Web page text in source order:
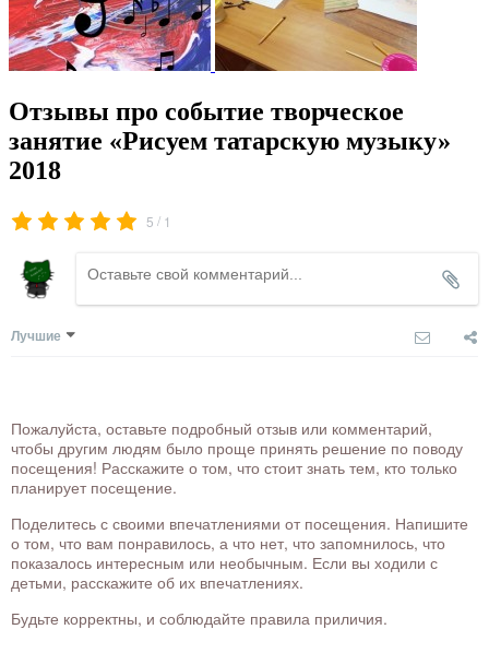
Отзывы про событие творческое
занятие «Рисуем татарскую музыку»
2018
5 / 1
Лучшие
Пожалуйста, оставьте подробный отзыв или комментарий,
чтобы другим людям было проще принять решение по поводу
посещения! Расскажите о том, что стоит знать тем, кто только
планирует посещение.
Поделитесь с своими впечатлениями от посещения. Напишите
о том, что вам понравилось, а что нет, что запомнилось, что
показалось интересным или необычным. Если вы ходили с
детьми, расскажите об их впечатлениях.
Будьте корректны, и соблюдайте правила приличия.